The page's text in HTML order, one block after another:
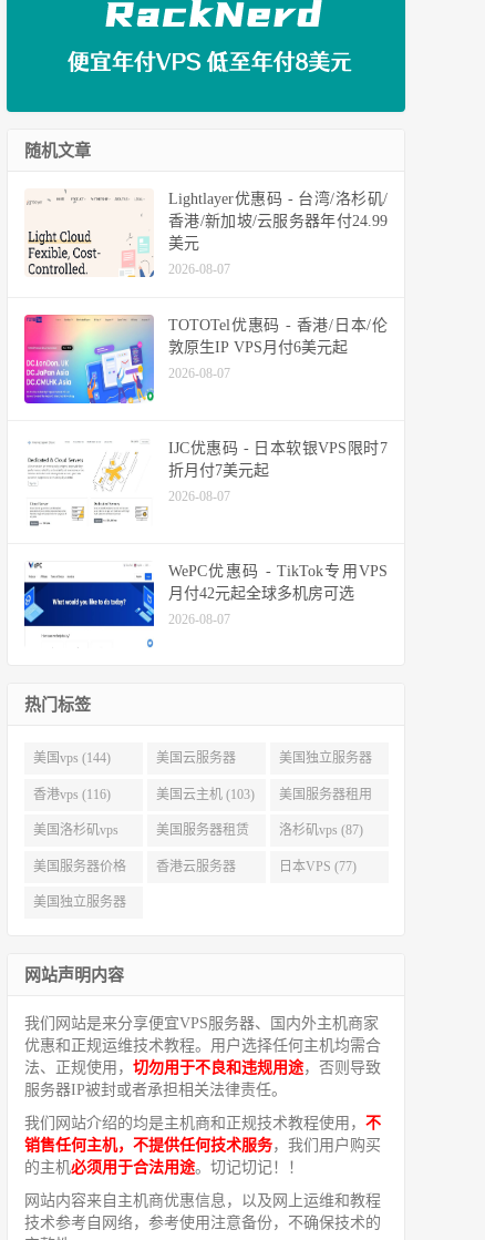
随机文章
Lightlayer优惠码 - 台湾/洛杉矶/
香港/新加坡/云服务器年付24.99
美元
2026-08-07
TOTOTel优惠码 - 香港/日本/伦
敦原生IP VPS月付6美元起
2026-08-07
IJC优惠码 - 日本软银VPS限时7
折月付7美元起
2026-08-07
WePC优惠码 - TikTok专用VPS
月付42元起全球多机房可选
2026-08-07
热门标签
美国vps (144) 美国云服务器
(143)
美国独立服务器
(118)
香港vps (116) 美国云主机 (103) 美国服务器租用
(99)
美国洛杉矶vps
(94)
美国服务器租赁
(91)
洛杉矶vps (87)
美国服务器价格
(82)
香港云服务器 日本VPS (77)
美国独立服务器
网站声明内容
我们网站是来分享便宜VPS服务器、国内外主机商家
优惠和正规运维技术教程。用户选择任何主机均需合
法、正规使用， 切勿用于不良和违规用途，否则导致
服务器IP被封或者承担相关法律责任。
我们网站介绍的均是主机商和正规技术教程使用， 不
销售任何主机，不提供任何技术服务，我们用户购买
的主机必须用于合法用途。切记切记！！
网站内容来自主机商优惠信息，以及网上运维和教程
技术参考自网络，参考使用注意备份，不确保技术的